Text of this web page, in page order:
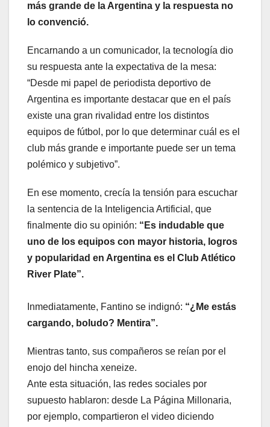
más grande de la Argentina y la respuesta no
lo convenció.
Encarnando a un comunicador, la tecnología dio
su respuesta ante la expectativa de la mesa:
“Desde mi papel de periodista deportivo de
Argentina es importante destacar que en el país
existe una gran rivalidad entre los distintos
equipos de fútbol, por lo que determinar cuál es el
club más grande e importante puede ser un tema
polémico y subjetivo”.
En ese momento, crecía la tensión para escuchar
la sentencia de la Inteligencia Artificial, que
finalmente dio su opinión: “Es indudable que
uno de los equipos con mayor historia, logros
y popularidad en Argentina es el Club Atlético
River Plate”.
Inmediatamente, Fantino se indignó: “¿Me estás
cargando, boludo? Mentira”.
Mientras tanto, sus compañeros se reían por el
enojo del hincha xeneize.
Ante esta situación, las redes sociales por
supuesto hablaron: desde La Página Millonaria,
por ejemplo, compartieron el video diciendo